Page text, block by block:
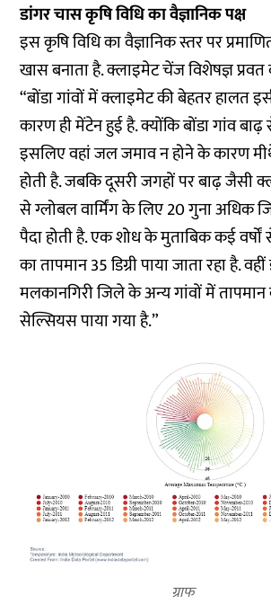
डांगर चास कृषि विधि का वैज्ञानिक पक्ष
इस कृषि विधि का वैज्ञानिक स्तर पर
खास बनाता है. क्लाइमेट चेंज विशेषज्ञ
“बोंडा गांवों में क्लाइमेट की बेहतर हालत
कारण ही मेंटेन हुई है. क्योंकि बोंडा गांव
इसलिए वहां जल जमाव न होने के कारण
होती है. जबकि दूसरी जगहों पर बाढ़ जैसी
से ग्लोबल वार्मिंग के लिए 20 गुना अधिक
पैदा होती है. एक शोध के मुताबिक कई वर्षों
का तापमान 35 डिग्री पाया जाता रहा है.
मलकानगिरी जिले के अन्य गांवों में तापमान
सेल्सियस पाया गया है.”
ग्राफ